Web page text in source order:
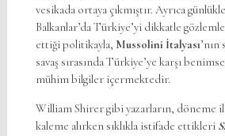
vesikada ortaya çıkmıştır. Ayrıca
Balkanlar’da Türkiye’yi dikkatle
ettiği politikayla, Mussolini İtalyası’nın
savaş sırasında Türkiye’ye karşı
mühim bilgiler içermektedir.
William Shirer gibi yazarların, döneme
kaleme alırken sıklıkla istifade ettikleri